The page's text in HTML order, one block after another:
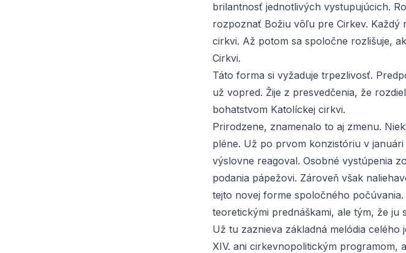
brilantnosť jednotlivých vystupujúcich.
rozpoznať Božiu vôľu pre Cirkev. Každý
cirkvi. Až potom sa spoločne rozlišuje,
Cirkvi.
Táto forma si vyžaduje trpezlivosť.
už vopred. Žije z presvedčenia, že
bohatstvom Katolíckej cirkvi.
Prirodzene, znamenalo to aj zmenu.
pléne. Už po prvom konzistóriu v
výslovne reagoval. Osobné vystúpenia
podania pápežovi. Zároveň však
tejto novej forme spoločného
teoretickými prednáškami, ale tým, že ju
Už tu zaznieva základná melódia
XIV. ani cirkevnopolitickým